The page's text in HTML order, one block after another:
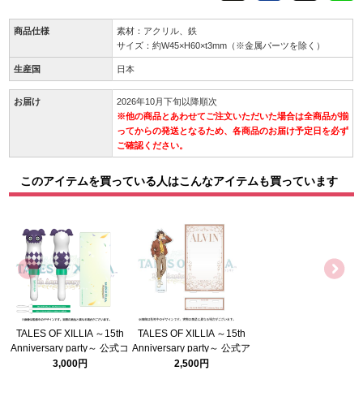
商品仕様
素材：アクリル、鉄
サイズ：約W45×H60×t3mm（※金属パーツを除く）
生産国 日本
お届け
2026年10月下旬以降順次
※他の商品とあわせてご注文いただいた場合は全商品が揃
ってからの発送となるため、各商品のお届け予定日を必ず
ご確認ください。
このアイテムを買っている人はこんなアイテムも買っています
TALES OF XILLIA ～15th
Anniversary party～ 公式コ
ンサートライト
3,000円
TALES OF XILLIA ～15th
Anniversary party～ 公式ア
クリルスタンド(エクシリア
2,500円